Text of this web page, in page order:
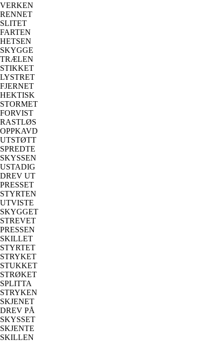
VERKEN
RENNET
SLITET
FARTEN
HETSEN
SKYGGE
TRÆLEN
STIKKET
LYSTRET
FJERNET
HEKTISK
STORMET
FORVIST
RASTLØS
OPPKAVD
UTSTØTT
SPREDTE
SKYSSEN
USTADIG
DREV UT
PRESSET
STYRTEN
UTVISTE
SKYGGET
STREVET
PRESSEN
SKILLET
STYRTET
STRYKET
STUKKET
STRØKET
SPLITTA
STRYKEN
SKJENET
DREV PÅ
SKYSSET
SKJENTE
SKILLEN